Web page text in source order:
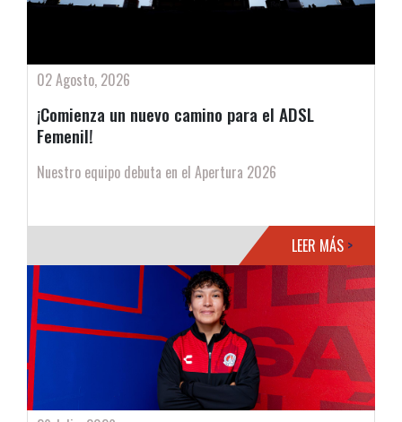
02 Agosto, 2026
¡Comienza un nuevo camino para el ADSL
Femenil!
Nuestro equipo debuta en el Apertura 2026
LEER MÁS >